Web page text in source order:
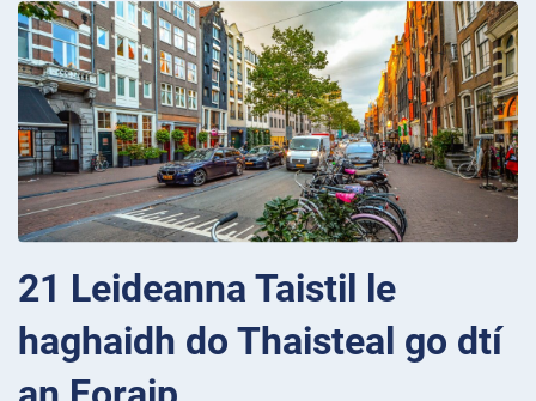
21 Leideanna Taistil le
haghaidh do Thaisteal go dtí